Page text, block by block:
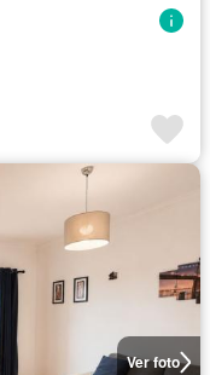
Ver foto